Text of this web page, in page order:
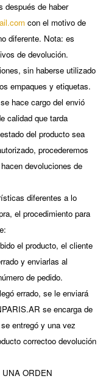
después de haber
con el motivo de
diferente. Nota: es
de devolución.
sin haberse utilizado
empaques y etiquetas.
hace cargo del envió
calidad que tarda
del producto sea
procederemos
devoluciones de
diferentes a lo
el procedimiento para
el producto, el cliente
y enviarlas al
de pedido.
errado, se le enviará
se encarga de
entregó y una vez
correctoo devolución
ORDEN